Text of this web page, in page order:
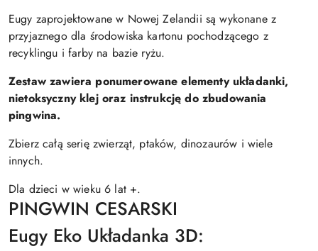
Eugy zaprojektowane w Nowej Zelandii są wykonane z
przyjaznego dla środowiska kartonu pochodzącego z
recyklingu i farby na bazie ryżu.
Zestaw zawiera ponumerowane elementy układanki,
nietoksyczny klej oraz instrukcję do zbudowania
pingwina.
Zbierz całą serię zwierząt, ptaków, dinozaurów i wiele
innych.
Dla dzieci w wieku 6 lat +.
PINGWIN CESARSKI
Eugy Eko Układanka 3D: